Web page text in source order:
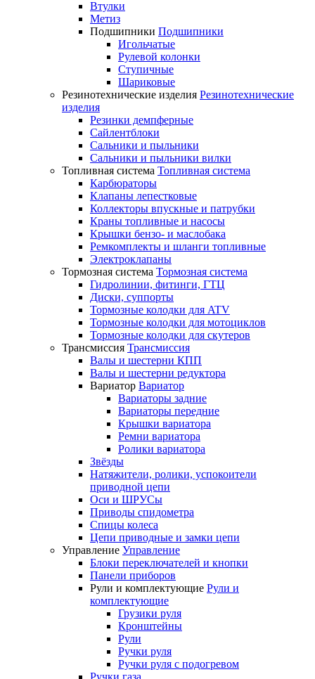
Втулки
Метиз
Подшипники Подшипники
Игольчатые
Рулевой колонки
Ступичные
Шариковые
Резинотехнические изделия Резинотехнические
изделия
Резинки демпферные
Сайлентблоки
Сальники и пыльники
Сальники и пыльники вилки
Топливная система Топливная система
Карбюраторы
Клапаны лепестковые
Коллекторы впускные и патрубки
Краны топливные и насосы
Крышки бензо- и маслобака
Ремкомплекты и шланги топливные
Электроклапаны
Тормозная система Тормозная система
Гидролинии, фитинги, ГТЦ
Диски, суппорты
Тормозные колодки для ATV
Тормозные колодки для мотоциклов
Тормозные колодки для скутеров
Трансмиссия Трансмиссия
Валы и шестерни КПП
Валы и шестерни редуктора
Вариатор Вариатор
Вариаторы задние
Вариаторы передние
Крышки вариатора
Ремни вариатора
Ролики вариатора
Звёзды
Натяжители, ролики, успокоители
приводной цепи
Оси и ШРУСы
Приводы спидометра
Спицы колеса
Цепи приводные и замки цепи
Управление Управление
Блоки переключателей и кнопки
Панели приборов
Рули и комплектующие Рули и
комплектующие
Грузики руля
Кронштейны
Рули
Ручки руля
Ручки руля с подогревом
Ручки газа